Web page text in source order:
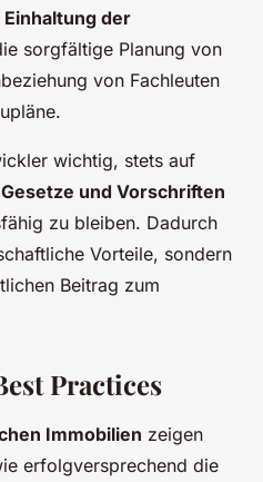
der
sorgfältige Planung von
von Fachleuten
wichtig, stets auf
Gesetze und Vorschriften
zu bleiben. Dadurch
Vorteile, sondern
Beitrag zum
Practices
Immobilien zeigen
erfolgversprechend die